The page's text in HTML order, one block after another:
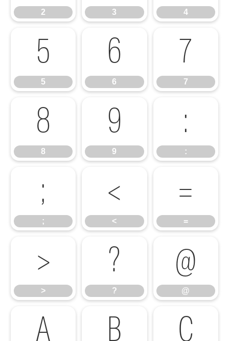
2 3 4
5
5
6
6
7
7
8
8
9
9
:
:
;
;
<
<
=
=
>
>
?
?
@
@
A B C